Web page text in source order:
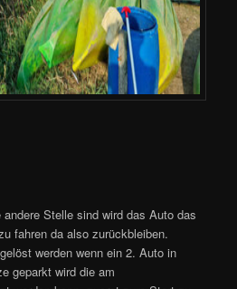
Stelle sind wird das Auto das
fahren da also zurückbleiben.
werden wenn ein 2. Auto in
geparkt wird die am